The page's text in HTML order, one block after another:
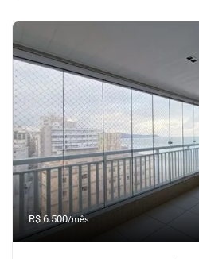
R$ 6.500/mês